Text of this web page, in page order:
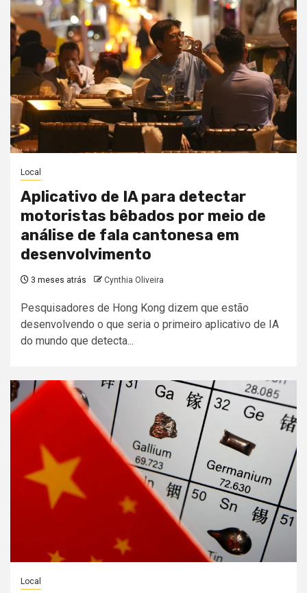
Local
Aplicativo de IA para detectar
motoristas bêbados por meio de
análise de fala cantonesa em
desenvolvimento
3 meses atrás Cynthia Oliveira
Pesquisadores de Hong Kong dizem que estão
desenvolvendo o que seria o primeiro aplicativo de IA
do mundo que detecta...
Local